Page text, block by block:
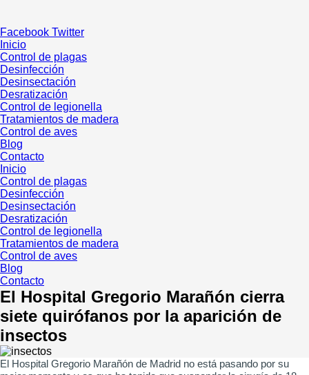
al
contenido
Facebook Twitter
Inicio
Control de plagas
Desinfección
Desinsectación
Desratización
Control de legionella
Tratamientos de madera
Control de aves
Blog
Contacto
Inicio
Control de plagas
Desinfección
Desinsectación
Desratización
Control de legionella
Tratamientos de madera
Control de aves
Blog
Contacto
El Hospital Gregorio Marañón cierra
siete quirófanos por la aparición de
insectos
El Hospital Gregorio Marañón de Madrid no está pasando por su